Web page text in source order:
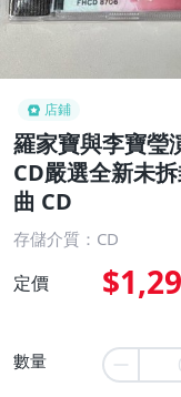
店鋪
羅家寶與李寶瑩
CD嚴選全新未
曲 CD
存儲介質：CD
定價
數量